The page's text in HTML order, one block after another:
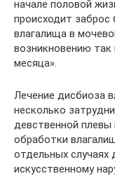
начале половой
происходит заброс
влагалища в
возникновению
месяца».
Лечение дисбиоза
несколько
девственной плевы
обработки
отдельных случаях
искусственному